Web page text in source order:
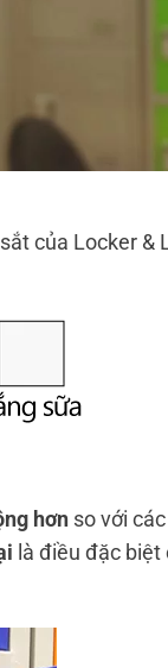
của Locker &
hơn so với
là điều đặc